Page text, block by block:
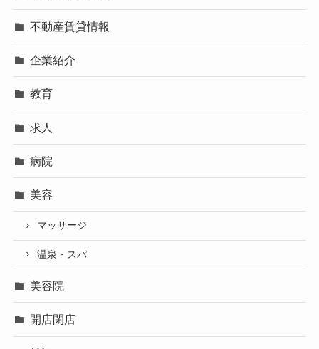
不動産賃貸情報
企業紹介
教育
求人
病院
美容
マッサージ
温泉・スパ
美容院
開店閉店